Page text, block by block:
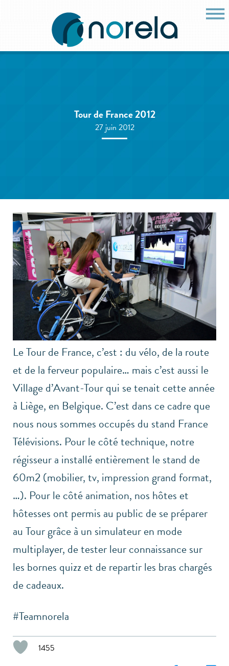
Tour de France 2012
27 juin 2012
Le Tour de France, c’est : du vélo, de la route
et de la ferveur populaire… mais c’est aussi le
Village d’Avant-Tour qui se tenait cette année
à Liège, en Belgique. C’est dans ce cadre que
nous nous sommes occupés du stand France
Télévisions. Pour le côté technique, notre
régisseur a installé entièrement le stand de
60m2 (mobilier, tv, impression grand format,
…). Pour le côté animation, nos hôtes et
hôtesses ont permis au public de se préparer
au Tour grâce à un simulateur en mode
multiplayer, de tester leur connaissance sur
les bornes quizz et de repartir les bras chargés
de cadeaux.
#Teamnorela
1455